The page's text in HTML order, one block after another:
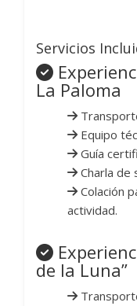
Servicios
La Paloma
Equipo
Guía
Charla de
Colación
actividad.
de la Luna”